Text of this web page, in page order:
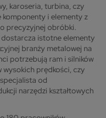
karoseria, turbina, czy
komponenty i elementy z
precyzyjnej obróbki.
istotne elementy
branży metalowej na
potrzebują ram i silników
prędkości, czy
od
narzędzi kształtowych